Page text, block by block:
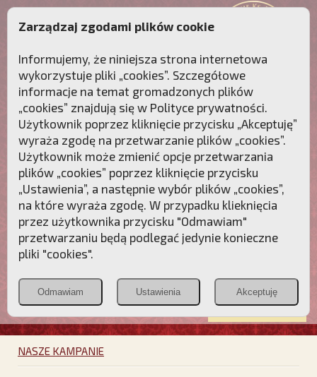
Przebudźmy sumienia Polaków!
Polonia
Christiana
PCh24.pl
Przymierze
POZNAJ APOSTOLAT FATIMY WESPRZYJ
NAS
NASZE KAMPANIE
Zarządzaj zgodami plików cookie
Informujemy, że niniejsza strona internetowa
wykorzystuje pliki „cookies”. Szczegółowe
informacje na temat gromadzonych plików
„cookies” znajdują się w Polityce prywatności.
Użytkownik poprzez kliknięcie przycisku „Akceptuję”
wyraża zgodę na przetwarzanie plików „cookies”.
Użytkownik może zmienić opcje przetwarzania
plików „cookies” poprzez kliknięcie przycisku
„Ustawienia”, a następnie wybór plików „cookies”,
na które wyraża zgodę. W przypadku klieknięcia
przez użytkownika przycisku "Odmawiam"
przetwarzaniu będą podlegać jedynie konieczne
pliki "cookies".
Odmawiam Ustawienia Akceptuję